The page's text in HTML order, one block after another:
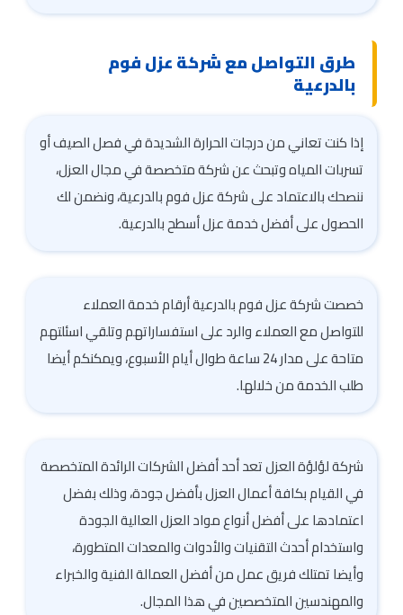
طرق التواصل مع شركة عزل فوم
بالدرعية
إذا كنت تعاني من درجات الحرارة الشديدة في فصل الصيف أو
تسربات المياه وتبحث عن شركة متخصصة في مجال العزل،
ننصحك بالاعتماد على شركة عزل فوم بالدرعية، ونضمن لك
الحصول على أفضل خدمة عزل أسطح بالدرعية.
خصصت شركة عزل فوم بالدرعية أرقام خدمة العملاء
للتواصل مع العملاء والرد على استفساراتهم وتلقي اسئلتهم
متاحة على مدار 24 ساعة طوال أيام الأسبوع، ويمكنكم أيضا
طلب الخدمة من خلالها.
شركة لؤلؤة العزل تعد أحد أفضل الشركات الرائدة المتخصصة
في القيام بكافة أعمال العزل بأفضل جودة، وذلك بفضل
اعتمادها على أفضل أنواع مواد العزل العالية الجودة
واستخدام أحدث التقنيات والأدوات والمعدات المتطورة،
وأيضا تمتلك فريق عمل من أفضل العمالة الفنية والخبراء
والمهندسين المتخصصين في هذا المجال.